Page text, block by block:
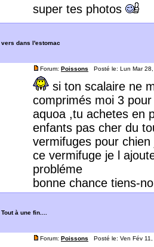
super tes photos
vers dans l'estomac
Forum: Poissons Posté le: Lun Mar
si ton scalaire ne
comprimés moi 3
aquoa ,tu achetes en
enfants pas cher du
vermifuges pour
ce vermifuge je l
probléme
bonne chance tiens-
Tout à une fin....
Forum: Poissons Posté le: Ven Fév